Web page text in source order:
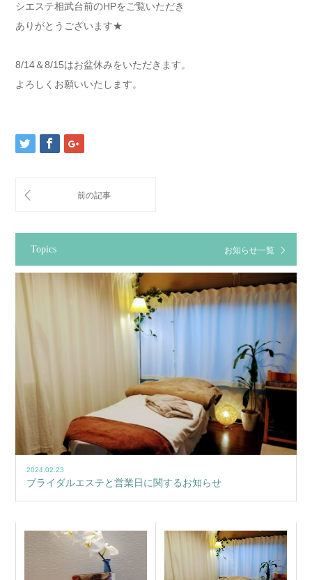
シエステ相武台前のHPをご覧いただき
ありがとうございます★
8/14＆8/15はお盆休みをいただきます。
よろしくお願いいたします。
Topics お知らせ一覧
2024.02.23
ブライダルエステと営業日に関するお知らせ